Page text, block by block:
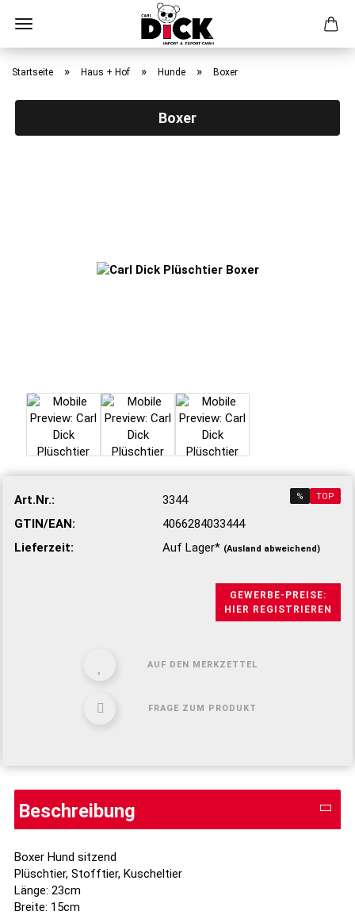
Direkt
zumStartseite » Haus + Hof » Hunde » Boxer
Boxer
% TOP
Art.Nr.:
3344
GTIN/EAN:
4066284033444
Lieferzeit:
Auf Lager* (Ausland abweichend)
GEWERBE-PREISE:
HIER REGISTRIEREN
AUF DEN MERKZETTEL
FRAGE ZUM PRODUKT
Beschreibung
Boxer Hund sitzend
Plüschtier, Stofftier, Kuscheltier
Länge: 23cm
Breite: 15cm